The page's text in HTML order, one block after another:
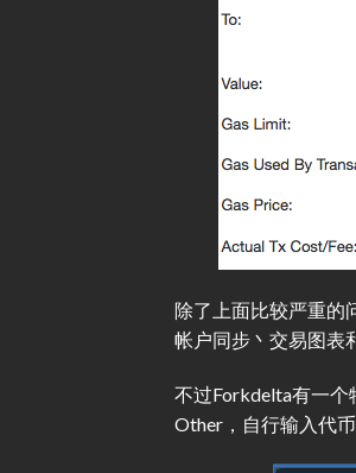
除了上面比较严重的
帐户同步丶交易图表
不过Forkdelta有一个
Other，自行输入代